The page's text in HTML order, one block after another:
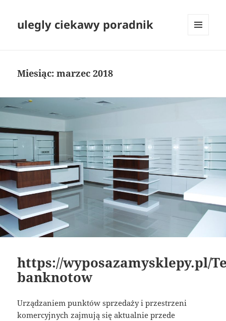
ulegly ciekawy poradnik
Miesiąc:marzec 2018
https://wyposazamysklepy.pl/
banknotow
Urządzaniem punktów sprzedaży i przestrzeni
komercyjnych zajmują się aktualnie przede